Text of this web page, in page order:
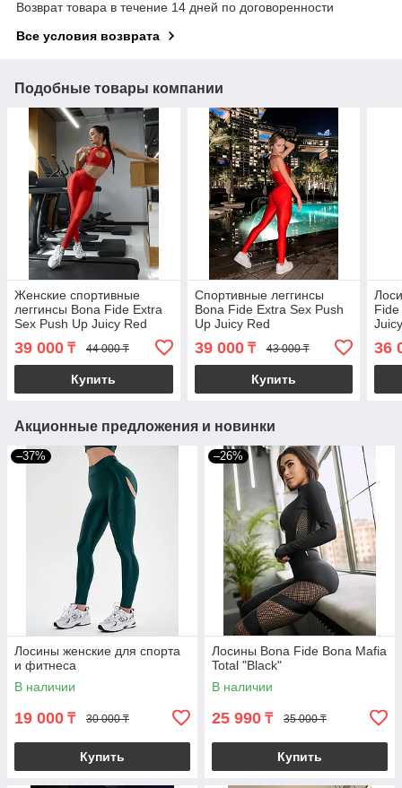
Возврат товара в течение 14 дней по договоренности
Все условия возврата
Подобные товары компании
Женские спортивные
леггинсы Bona Fide Extra
Sex Push Up Juicy Red
39 000 ₸ 44 000 ₸
Купить
Спортивныe леггинсы
Bona Fide Extra Sex Push
Up Juicy Red
39 000₸ 43 000 ₸
Купить
36
Акционные предложения и новинки
–37%
Лосины женские для спорта
и фитнеса
В наличии
19 000 ₸ 30 000 ₸
Купить
–26%
Лосины Вona Fide Bona Mafia
Total "Black"
В наличии
25 990 ₸ 35 000 ₸
Купить